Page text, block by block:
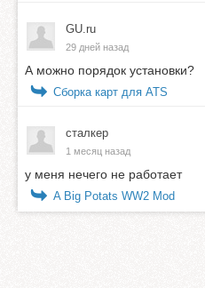
GU.ru
29 дней назад
А можно порядок установки?
Сборка карт для ATS
сталкер
1 месяц назад
у меня нечего не работает
A Big Potats WW2 Mod